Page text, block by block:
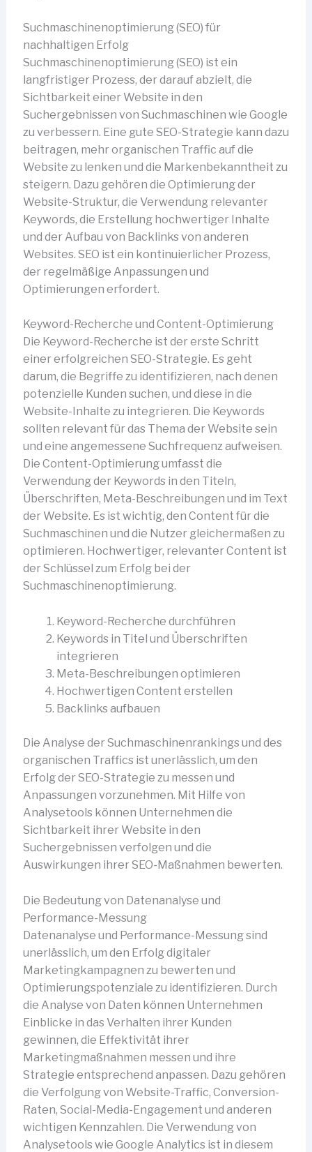
Suchmaschinenoptimierung (SEO) für
nachhaltigen Erfolg
Suchmaschinenoptimierung (SEO) ist ein
langfristiger Prozess, der darauf abzielt, die
Sichtbarkeit einer Website in den
Suchergebnissen von Suchmaschinen wie Google
zu verbessern. Eine gute SEO-Strategie kann dazu
beitragen, mehr organischen Traffic auf die
Website zu lenken und die Markenbekanntheit zu
steigern. Dazu gehören die Optimierung der
Website-Struktur, die Verwendung relevanter
Keywords, die Erstellung hochwertiger Inhalte
und der Aufbau von Backlinks von anderen
Websites. SEO ist ein kontinuierlicher Prozess,
der regelmäßige Anpassungen und
Optimierungen erfordert.
Keyword-Recherche und Content-Optimierung
Die Keyword-Recherche ist der erste Schritt
einer erfolgreichen SEO-Strategie. Es geht
darum, die Begriffe zu identifizieren, nach denen
potenzielle Kunden suchen, und diese in die
Website-Inhalte zu integrieren. Die Keywords
sollten relevant für das Thema der Website sein
und eine angemessene Suchfrequenz aufweisen.
Die Content-Optimierung umfasst die
Verwendung der Keywords in den Titeln,
Überschriften, Meta-Beschreibungen und im Text
der Website. Es ist wichtig, den Content für die
Suchmaschinen und die Nutzer gleichermaßen zu
optimieren. Hochwertiger, relevanter Content ist
der Schlüssel zum Erfolg bei der
Suchmaschinenoptimierung.
Keyword-Recherche durchführen
Keywords in Titel und Überschriften
integrieren
Meta-Beschreibungen optimieren
Hochwertigen Content erstellen
Backlinks aufbauen
Die Analyse der Suchmaschinenrankings und des
organischen Traffics ist unerlässlich, um den
Erfolg der SEO-Strategie zu messen und
Anpassungen vorzunehmen. Mit Hilfe von
Analysetools können Unternehmen die
Sichtbarkeit ihrer Website in den
Suchergebnissen verfolgen und die
Auswirkungen ihrer SEO-Maßnahmen bewerten.
Die Bedeutung von Datenanalyse und
Performance-Messung
Datenanalyse und Performance-Messung sind
unerlässlich, um den Erfolg digitaler
Marketingkampagnen zu bewerten und
Optimierungspotenziale zu identifizieren. Durch
die Analyse von Daten können Unternehmen
Einblicke in das Verhalten ihrer Kunden
gewinnen, die Effektivität ihrer
Marketingmaßnahmen messen und ihre
Strategie entsprechend anpassen. Dazu gehören
die Verfolgung von Website-Traffic, Conversion-
Raten, Social-Media-Engagement und anderen
wichtigen Kennzahlen. Die Verwendung von
Analysetools wie Google Analytics ist in diesem